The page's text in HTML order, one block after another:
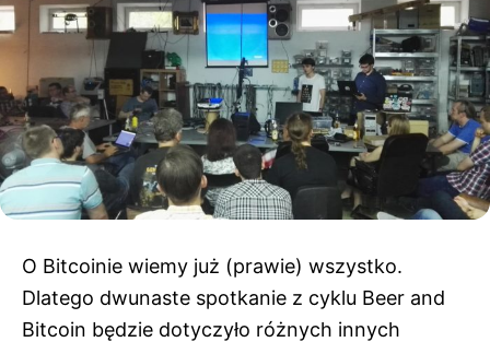
O Bitcoinie wiemy już (prawie) wszystko.
Dlatego dwunaste spotkanie z cyklu Beer and
Bitcoin będzie dotyczyło różnych innych